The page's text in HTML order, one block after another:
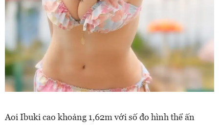
Aoi Ibuki cao khoảng 1,62m với số đo hình thể ấn